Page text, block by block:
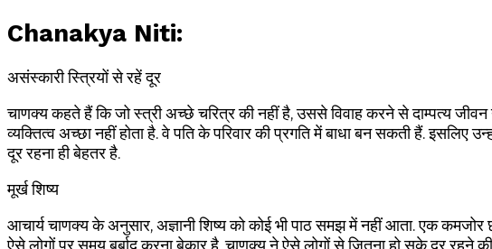
Chanakya Niti:
असंस्कारी स्त्रियों से रहें दूर
चाणक्य कहते हैं कि जो स्त्री अच्छे चरित्र की नहीं है, उससे विवाह करने से दाम्पत्य जीवन
व्यक्तित्व अच्छा नहीं होता है. वे पति के परिवार की प्रगति में बाधा बन सकती हैं.
दूर रहना ही बेहतर है.
मूर्ख शिष्य
आचार्य चाणक्य के अनुसार, अज्ञानी शिष्य को कोई भी पाठ समझ में नहीं आता. एक